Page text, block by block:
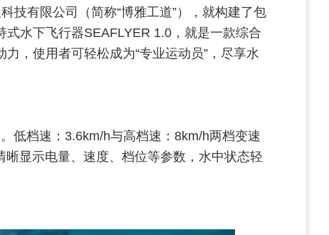
技有限公司（简称“博雅工道”），就构建了包
水下飞行器SEAFLYER 1.0，就是一款综合
，使用者可轻松成为“专业运动员”，尽享水
低档速：3.6km/h与高档速：8km/h两档变速
显示电量、速度、档位等参数，水中状态轻